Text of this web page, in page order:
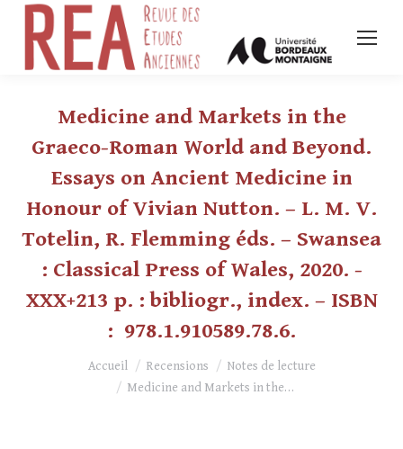
Medicine and Markets in the
Graeco-Roman World and Beyond.
Essays on Ancient Medicine in
Honour of Vivian Nutton. – L. M. V.
Totelin, R. Flemming éds. – Swansea
: Classical Press of Wales, 2020. -
XXX+213 p. : bibliogr., index. – ISBN
: 978.1.910589.78.6.
Vous êtes ici :Accueil Recensions
Notes de lecture
Medicine and Markets in the…